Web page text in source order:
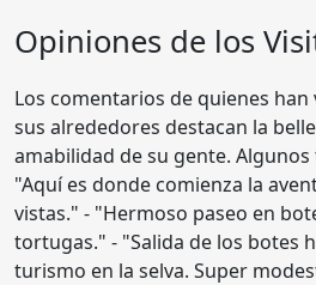
Opiniones de los
Los comentarios de quienes
sus alrededores destacan la
amabilidad de su gente.
"Aquí es donde comienza la
vistas." - "Hermoso paseo en
tortugas." - "Salida de los botes
turismo en la selva. Super